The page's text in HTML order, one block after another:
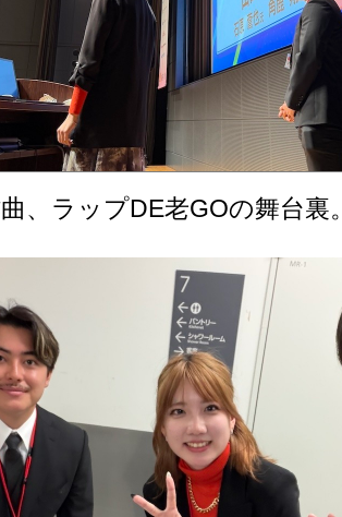
、ラップDE老GOの舞台裏